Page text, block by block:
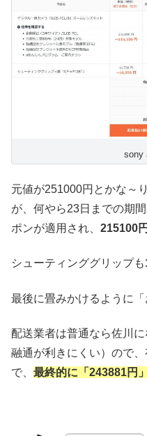
sony
元値が251000円とかな～
が、何やら23日までの期
ポンが適用され、 215100
シューティンググリップも
最後に畳みかけるように
配送業者は普通なら佐川
融通が利きにくい）ので
で、 最終的に「243881円」